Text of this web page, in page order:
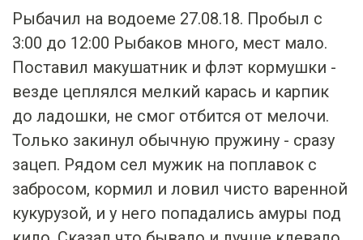
3:00 до 12:00 Рыбаков много, мест мало.
Поставил макушатник и флэт кормушки -
везде цеплялся мелкий карась и карпик
до ладошки, не смог отбится от мелочи.
Только закинул обычную пружину - сразу
зацеп. Рядом сел мужик на поплавок с
забросом, кормил и ловил чисто варенной
кукурузой, и у него попадались амуры под
кило. Сказал что бывало и лучше клевало,
именно на поплавок, а на кормушки